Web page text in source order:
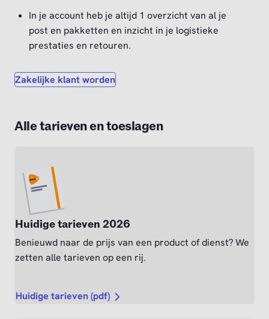
In je account heb je altijd 1 overzicht van al je
post en pakketten en inzicht in je logistieke
prestaties en retouren.
Zakelijke klant worden
Alle tarieven en toeslagen
Huidige tarieven 2026
Benieuwd naar de prijs van een product of dienst? We
zetten alle tarieven op een rij.
Huidige tarieven (pdf)